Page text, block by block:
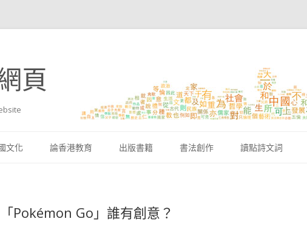
頁
文化 論香港教育 出版書籍 書法創作 讀點詩文詞
「Pokémon Go」誰有創意？